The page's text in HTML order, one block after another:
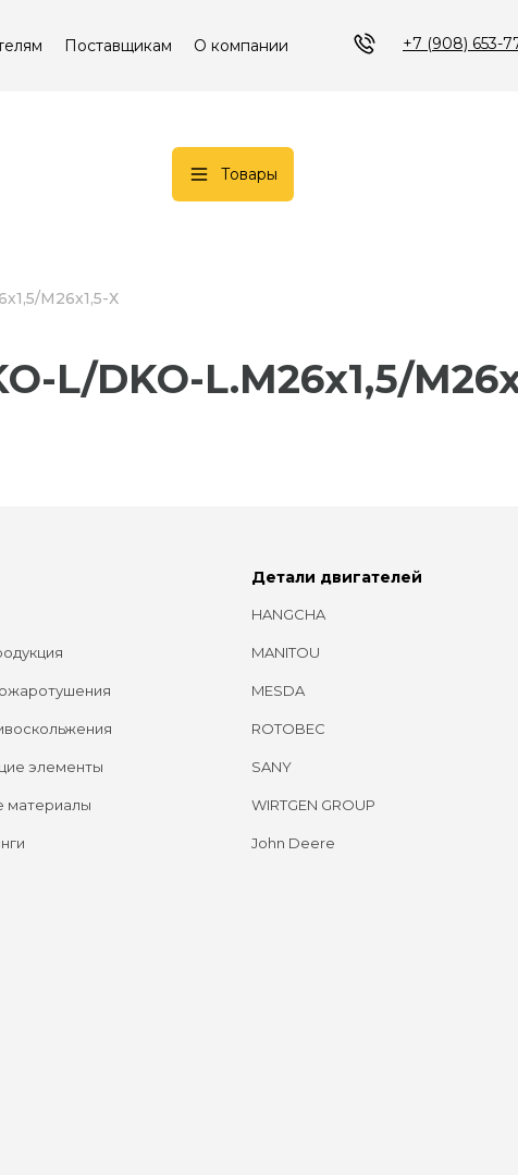
Поставщикам О компании +7 (908) 653-
Товары
М26х1,5-Х
L/DKO-L.М26х1,5/
элементы
материалы
Детали двигателей
HANGCHA
MANITOU
MESDA
ROTOBEC
SANY
WIRTGEN GROUP
John Deere